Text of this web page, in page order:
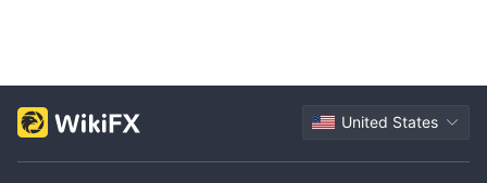
United States